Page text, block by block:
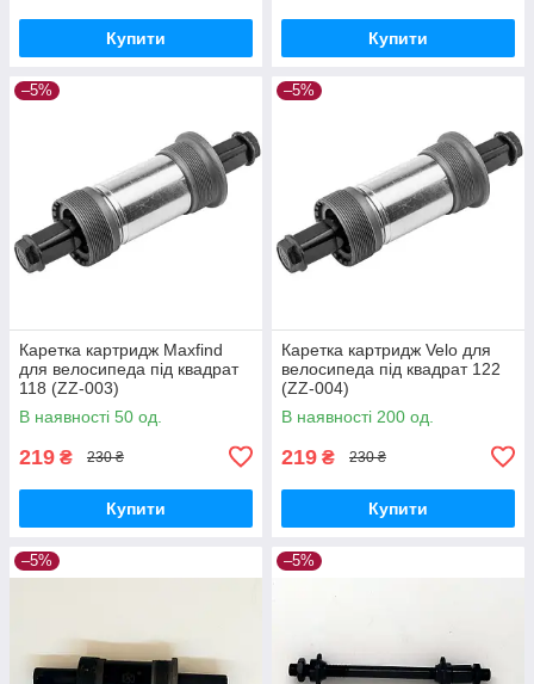
Купити Купити
–5%
Каретка картридж Maxfind
для велосипеда під квадрат
118 (ZZ-003)
В наявності 50 од.
219 ₴ 230 ₴
Купити
–5%
Каретка картридж Velo для
велосипеда під квадрат 122
(ZZ-004)
В наявності 200 од.
219 ₴ 230 ₴
Купити
–5% –5%